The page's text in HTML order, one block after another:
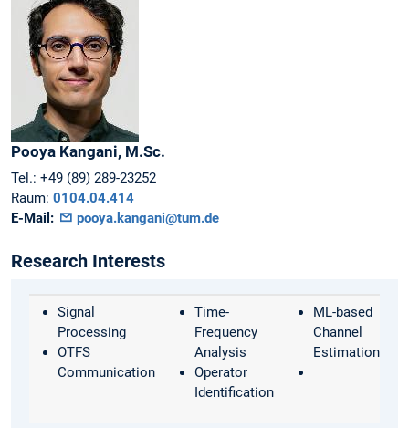
Pooya Kangani, M.Sc.
Tel.: +49 (89) 289-23252
Raum: 0104.04.414
E-Mail:
pooya.kangani@tum.de
Research Interests
Signal
Processing
OTFS
Communication
Time-
Frequency
Analysis
Operator
Identification
ML-based
Channel
Estimation